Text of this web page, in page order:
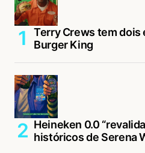
Terry Crews tem dois
Burger King
Heineken 0.0
históricos de Serena